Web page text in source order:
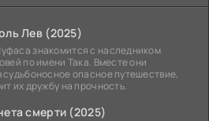
Лев (2025)
знакомится с наследником
по имени Така. Вместе они
судьбоносное опасное путешествие,
их дружбу на прочность.
смерти (2025)